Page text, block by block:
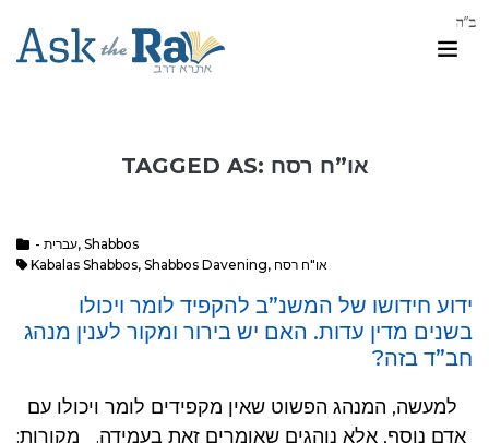
TAGGED AS: או”ח רסח
- עברית, Shabbos
Kabalas Shabbos, Shabbos Davening, או"ח רסח
ידוע חידושו של המשנ”ב להקפיד לומר ויכולו
בשנים מדין עדות. האם יש בירור ומקור לענין מנהג
חב”ד בזה?
אדם נוסף, אלא נוהגים שאומרים זאת בעמידה. מקורות: